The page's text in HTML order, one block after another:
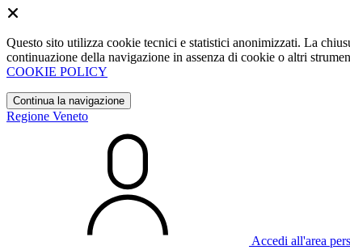
Questo sito utilizza cookie tecnici e statistici anonimizzati. La
continuazione della navigazione in assenza di cookie o altri
COOKIE POLICY
Continua la navigazione
Regione Veneto
Accedi all'area